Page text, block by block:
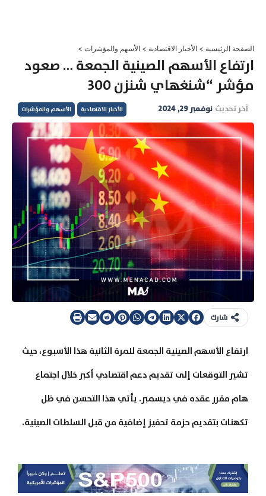
الصفحة الرئيسية > الأخبار الاقتصادية > الأسهم والمؤشرات >
ارتفاع الأسهم الصينية الجمعة … صعود
مؤشر “شنغهاي شنزن 300
آخر تحديث نوفمبر 29, 2024 الأخبار الاقتصادية الأسهم والمؤشرات
شارك
ارتفاع الأسهم الصينية الجمعة للمرة الثانية هذا الأسبوع، حيث
تشير التوقعات إلى تقديم دعم اقتصادي أكبر خلال اجتماع
هام مقرر عقده في ديسمبر. يأتي هذا التحسن في ظل
تكهنات بتقديم حزمة تحفيز إضافية من قبل السلطات الصينية.